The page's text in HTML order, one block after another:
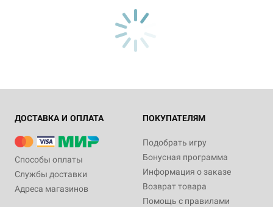
ДОСТАВКА И ОПЛАТА
Способы оплаты
Службы доставки
Адреса магазинов
ПОКУПАТЕЛЯМ
Подобрать игру
Бонусная программа
Информация о заказе
Возврат товара
Помощь с правилами